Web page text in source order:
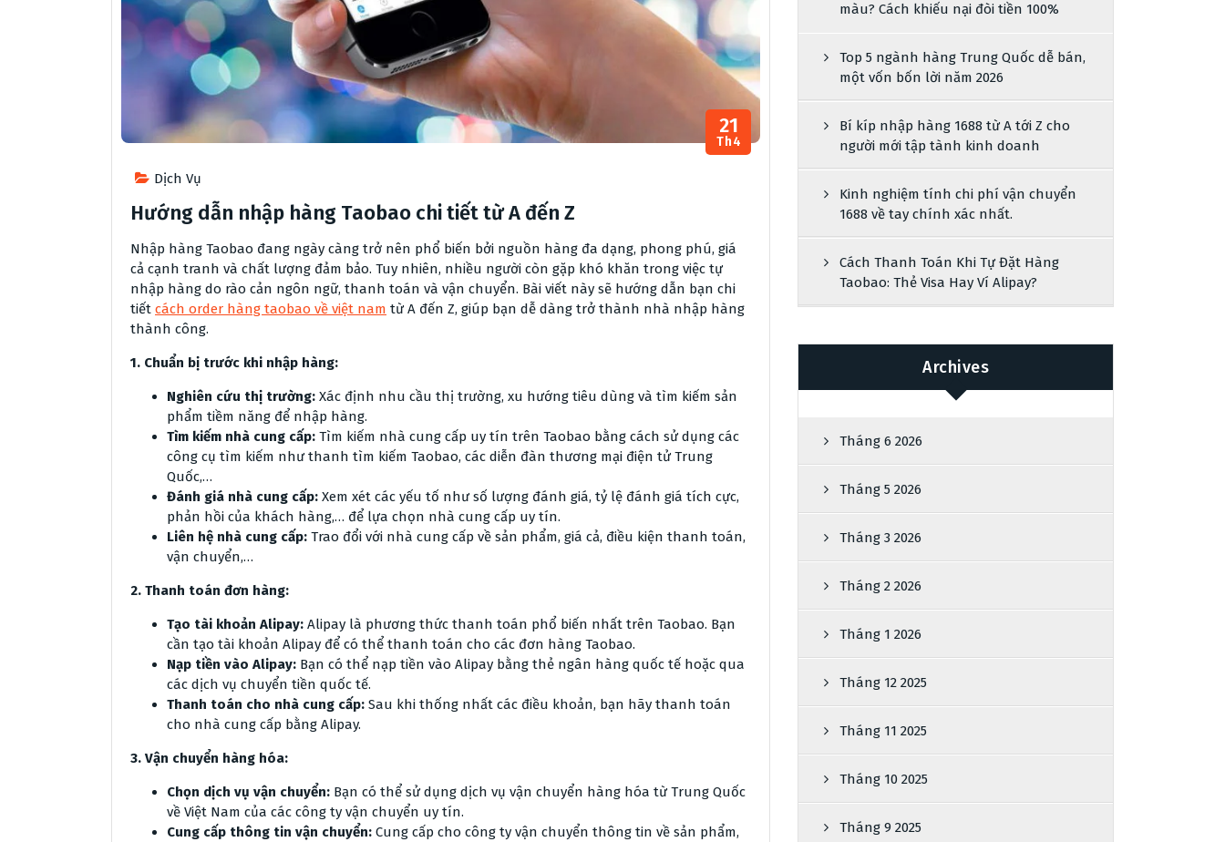
Dịch Vụ
21
Th4
Hướng dẫn nhập hàng Taobao chi tiết từ A đến Z
Nhập hàng Taobao đang ngày càng trở nên phổ biến bởi nguồn hàng đa dạng, phong phú, giá
cả cạnh tranh và chất lượng đảm bảo. Tuy nhiên, nhiều người còn gặp khó khăn trong việc tự
nhập hàng do rào cản ngôn ngữ, thanh toán và vận chuyển. Bài viết này sẽ hướng dẫn bạn chi
tiết cách order hàng taobao về việt nam từ A đến Z, giúp bạn dễ dàng trở thành nhà nhập hàng
thành công.
1. Chuẩn bị trước khi nhập hàng:
Nghiên cứu thị trường: Xác định nhu cầu thị trường, xu hướng tiêu dùng và tìm kiếm sản
phẩm tiềm năng để nhập hàng.
Tìm kiếm nhà cung cấp: Tìm kiếm nhà cung cấp uy tín trên Taobao bằng cách sử dụng các
công cụ tìm kiếm như thanh tìm kiếm Taobao, các diễn đàn thương mại điện tử Trung
Quốc,…
Đánh giá nhà cung cấp: Xem xét các yếu tố như số lượng đánh giá, tỷ lệ đánh giá tích cực,
phản hồi của khách hàng,… để lựa chọn nhà cung cấp uy tín.
Liên hệ nhà cung cấp: Trao đổi với nhà cung cấp về sản phẩm, giá cả, điều kiện thanh toán,
vận chuyển,…
2. Thanh toán đơn hàng:
Tạo tài khoản Alipay: Alipay là phương thức thanh toán phổ biến nhất trên Taobao. Bạn
cần tạo tài khoản Alipay để có thể thanh toán cho các đơn hàng Taobao.
Nạp tiền vào Alipay: Bạn có thể nạp tiền vào Alipay bằng thẻ ngân hàng quốc tế hoặc qua
các dịch vụ chuyển tiền quốc tế.
Thanh toán cho nhà cung cấp: Sau khi thống nhất các điều khoản, bạn hãy thanh toán
cho nhà cung cấp bằng Alipay.
3. Vận chuyển hàng hóa:
Chọn dịch vụ vận chuyển: Bạn có thể sử dụng dịch vụ vận chuyển hàng hóa từ Trung Quốc
về Việt Nam của các công ty vận chuyển uy tín.
Cung cấp thông tin vận chuyển: Cung cấp cho công ty vận chuyển thông tin về sản phẩm,
màu? Cách khiếu nại đòi tiền 100%
Top 5 ngành hàng Trung Quốc dễ bán,
một vốn bốn lời năm 2026
Bí kíp nhập hàng 1688 từ A tới Z cho
người mới tập tành kinh doanh
Kinh nghiệm tính chi phí vận chuyển
1688 về tay chính xác nhất.
Cách Thanh Toán Khi Tự Đặt Hàng
Taobao: Thẻ Visa Hay Ví Alipay?
Archives
Tháng 6 2026
Tháng 5 2026
Tháng 3 2026
Tháng 2 2026
Tháng 1 2026
Tháng 12 2025
Tháng 11 2025
Tháng 10 2025
Tháng 9 2025